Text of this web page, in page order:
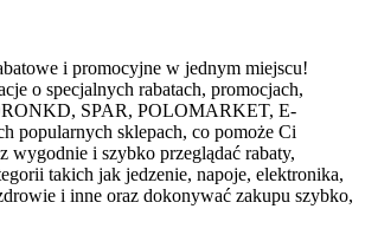
i promocyjne w jednym miejscu!
o specjalnych rabatach, promocjach,
SPAR, POLOMARKET, E-
popularnych sklepach, co pomoże Ci
wygodnie i szybko przeglądać rabaty,
takich jak jedzenie, napoje, elektronika,
i inne oraz dokonywać zakupu szybko,